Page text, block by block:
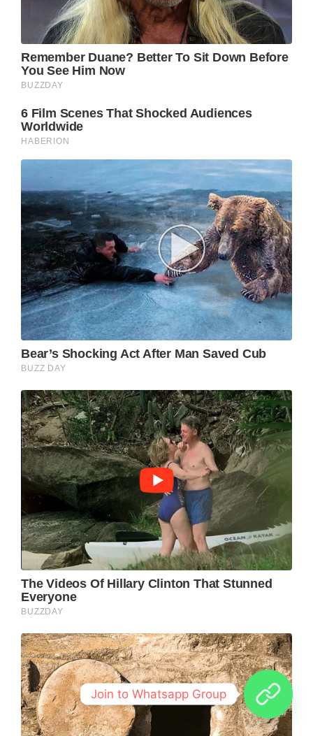
Join to Whatsapp Group